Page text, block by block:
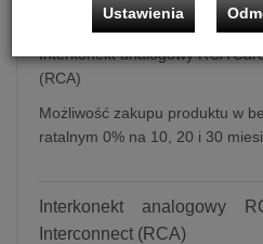
Interkonekt analogowy RCA
(RCA)
Możliwość zakupu produktu w
ratalnym 0% na 10, 20 i 30
Interkonekt analogowy
Interconnect (RCA)
Ustawienia